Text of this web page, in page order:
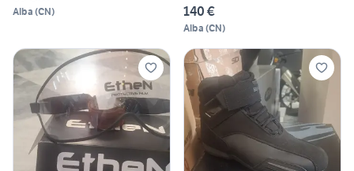
Alba (CN) 140 €
Alba (CN)